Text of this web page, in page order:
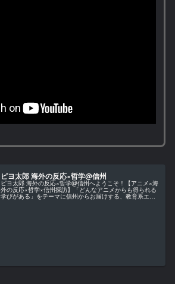
ピヨ太郎 海外の反応×哲学@信州
ピヨ太郎 海外の反応×哲学@信州へようこそ！【アニメ×海
外の反応×哲学×信州探訪】「どんなアニメからも得られる
学びがある」をテーマに信州からお届けする、教育系エン